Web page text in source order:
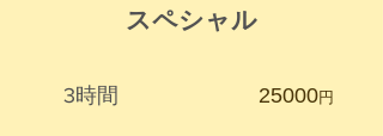
スペシャル
​3時間 ​25000円